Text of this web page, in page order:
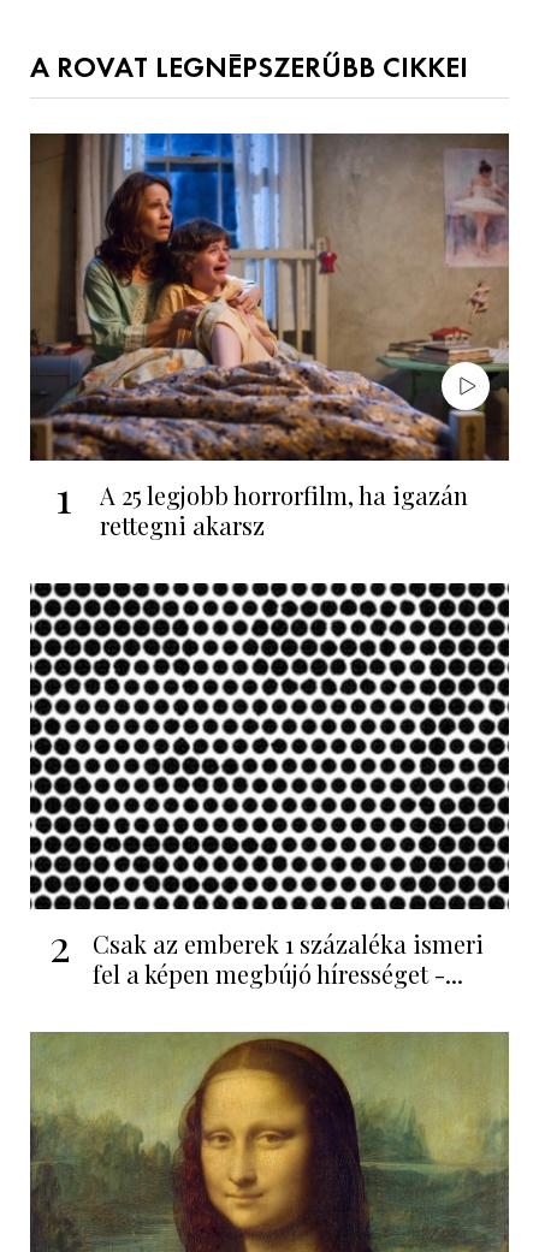
A ROVAT LEGNÉPSZERŰBB CIKKEI
1
A 25 legjobb horrorfilm, ha igazán
rettegni akarsz
2
Csak az emberek 1 százaléka ismeri
fel a képen megbújó hírességet -...